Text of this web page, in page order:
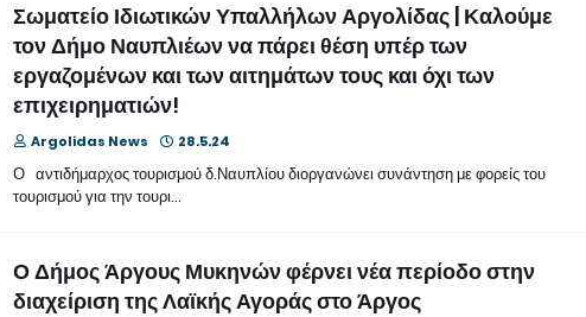
Σωματείο Ιδιωτικών Υπαλλήλων Αργολίδας | Καλούμε
τον Δήμο Ναυπλιέων να πάρει θέση υπέρ των
εργαζομένων και των αιτημάτων τους και όχι των
επιχειρηματιών!
Argolidas News 28.5.24
Ο αντιδήμαρχος τουρισμού δ.Ναυπλίου διοργανώνει συνάντηση με φορείς του
τουρισμού για την τουρι…
Ο Δήμος Άργους Μυκηνών φέρνει νέα περίοδο στην
διαχείριση της Λαϊκής Αγοράς στο Άργος